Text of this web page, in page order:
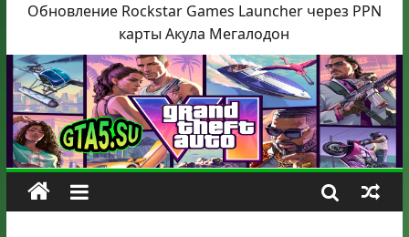
Обновление Rockstar Games Launcher через PPN
карты Акула Мегалодон